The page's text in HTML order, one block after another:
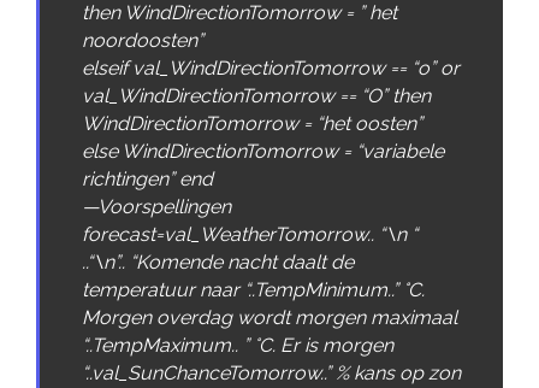
then WindDirectionTomorrow= ” het
noordoosten”
elseif val_WindDirectionTomorrow== “o” or
val_WindDirectionTomorrow== “O” then
WindDirectionTomorrow= “het oosten”
else WindDirectionTomorrow= “variabele
richtingen” end
—Voorspellingen
forecast=val_WeatherTomorrow.. “\n “
.“\n”.. “Komende nacht daalt de
temperatuur naar “ ..TempMinimum.” °C.
Morgen overdag wordt morgen maximaal
..TempMaximum.. ” °C. Er is morgen
..val_SunChanceTomorrow.” % kans op zon